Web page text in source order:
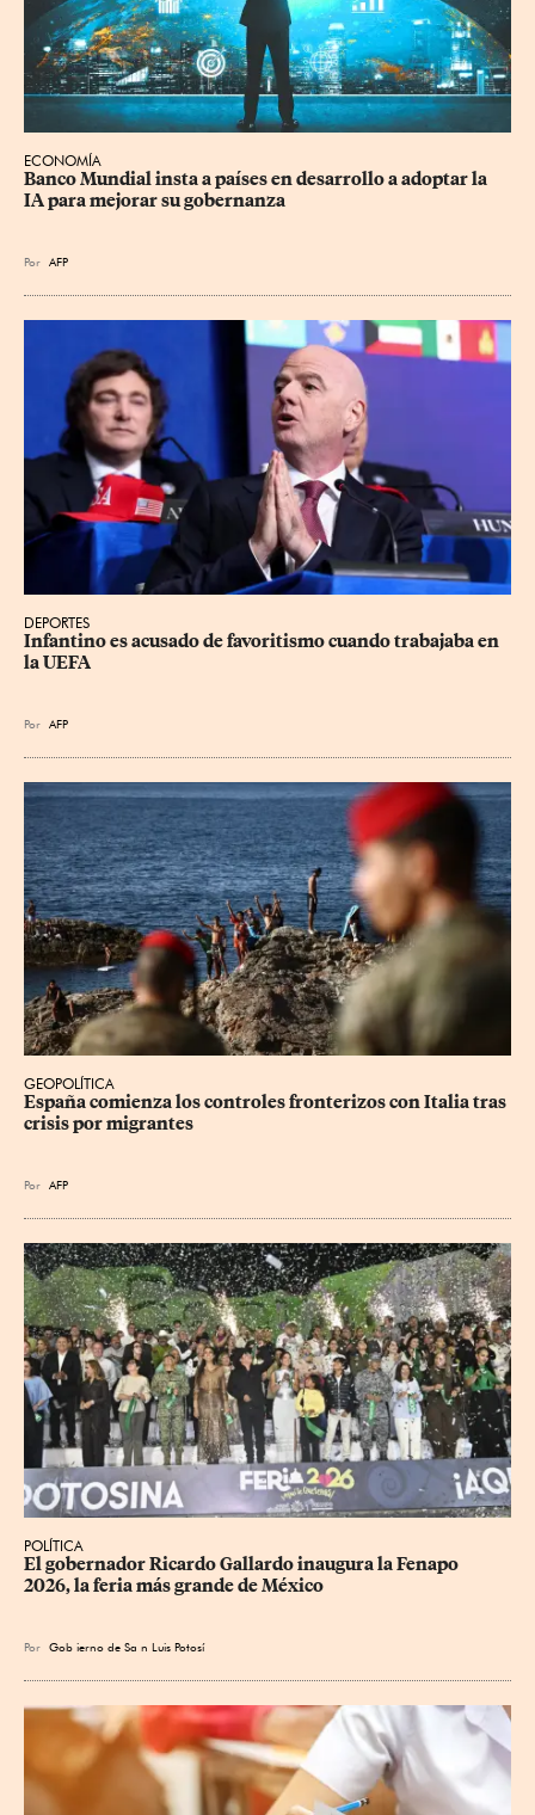
ECONOMÍA
Banco Mundial insta a países en desarrollo a adoptar la
IA para mejorar su gobernanza
Por AFP
DEPORTES
Infantino es acusado de favoritismo cuando trabajaba en
la UEFA
Por AFP
GEOPOLÍTICA
España comienza los controles fronterizos con Italia tras
crisis por migrantes
Por AFP
POLÍTICA
​El gobernador Ricardo Gallardo inaugura la Fenapo
2026, la feria más grande de México
Por Gob ierno de Sa n Luis Potosí